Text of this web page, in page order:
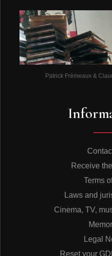
Patrick Frémeaux &
Receive
Terms
Laws and
Cinema, TV,
Legal
Reset your